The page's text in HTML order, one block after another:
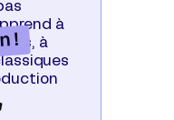
à
à
!